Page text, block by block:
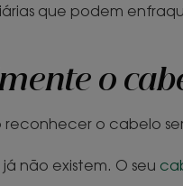
que podem
o
o cabelo
não existem. O seu